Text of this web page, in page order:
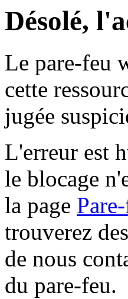
Désolé,
Le pare-feu
cette
jugée
L'erreur est
le blocage
la page
trouverez
de nous
du pare-feu.